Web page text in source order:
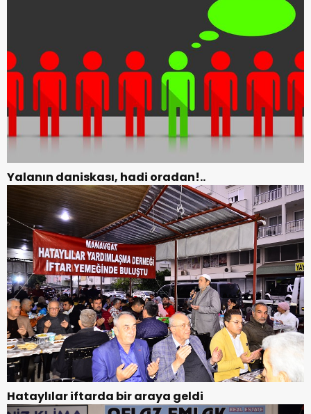
Yalanın daniskası, hadi oradan!..
Hataylılar iftarda bir araya geldi